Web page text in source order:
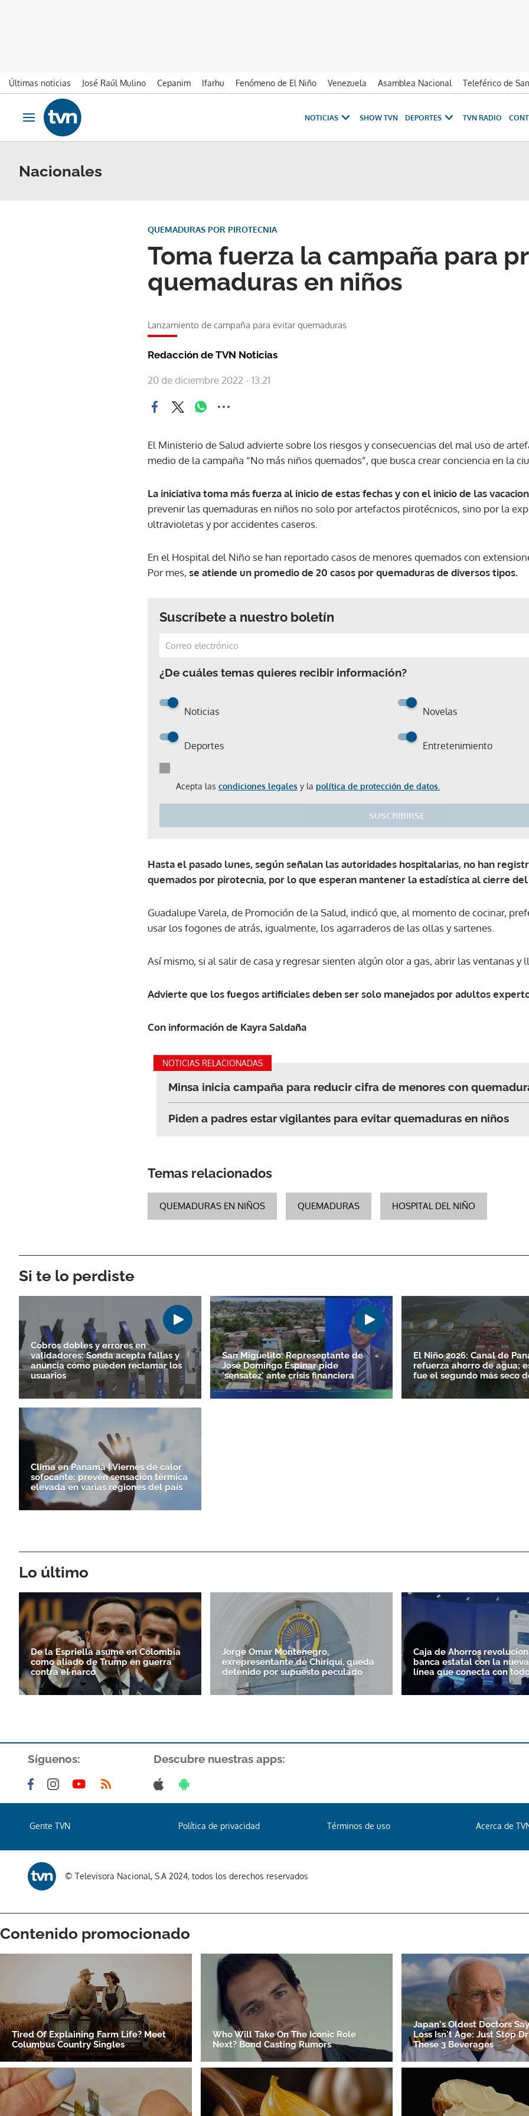
Últimas noticias José Raúl Mulino Cepanim Ifarhu Fenómeno de El Niño Venezuela Asamblea Nacional
Teleférico de
Ir al contenido
Obrir navegació
NOTICIAS SHOW TVN DEPORTES TVN RADIO
Nacionales
Toma fuerza la campaña para
quemaduras en niños
QUEMADURAS POR PIROTECNIA
Lanzamiento de campaña para evitar quemaduras
Redacción de TVN Noticias
20 de diciembre 2022 - 13:21
El Ministerio de Salud advierte sobre los riesgos y consecuencias del mal uso de
medio de la campaña “No más niños quemados”, que busca crear conciencia en la
La iniciativa toma más fuerza al inicio de estas fechas y con el inicio de las
prevenir las quemaduras en niños no solo por artefactos pirotécnicos, sino por la
ultravioletas y por accidentes caseros.
En el Hospital del Niño se han reportado casos de menores quemados con
Por mes, se atiende un promedio de 20 casos por quemaduras de diversos tipos.
Suscríbete a nuestro boletín
¿De cuáles temas quieres recibir información?
Noticias Novelas
Deportes Entretenimiento
Acepta las condiciones legales y la política de protección de datos.
SUSCRIBIRSE
Gracias por suscribirte a nuestro boletín.
ACEPTAR
Hasta el pasado lunes, según señalan las autoridades hospitalarias, no han
quemados por pirotecnia, por lo que esperan mantener la estadística al cierre del
Guadalupe Varela, de Promoción de la Salud, indicó que, al momento de cocinar,
usar los fogones de atrás, igualmente, los agarraderos de las ollas y sartenes.
Así mismo, si al salir de casa y regresar sienten algún olor a gas, abrir las ventanas y
Advierte que los fuegos artificiales deben ser solo manejados por adultos
Con información de Kayra Saldaña
NOTICIAS RELACIONADAS
Minsa inicia campaña para reducir cifra de menores con
Piden a padres estar vigilantes para evitar quemaduras en niños
Temas relacionados
QUEMADURAS EN NIÑOS QUEMADURAS HOSPITAL DEL NIÑO
Si te lo perdiste
Cobros dobles y errores en
validadores: Sonda acepta fallas y
anuncia cómo pueden reclamar los
usuarios
San Miguelito: Representante de
José Domingo Espinar pide
'sensatez' ante crisis financiera
El Niño 2026: Canal de
refuerza ahorro de agua;
fue el segundo más seco
Clima en Panamá | Viernes de calor
sofocante: prevén sensación térmica
elevada en varias regiones del país
Lo último
De la Espriella asume en Colombia
como aliado de Trump en guerra
contra el narco
Jorge Omar Montenegro,
exrepresentante de Chiriquí, queda
detenido por supuesto peculado
Caja de Ahorros
banca estatal con la
línea que conecta con
Síguenos: Descubre nuestras apps:
Gente TVN Política de privacidad Términos de uso Acerca de
© Televisora Nacional, S.A 2024, todos los derechos reservados